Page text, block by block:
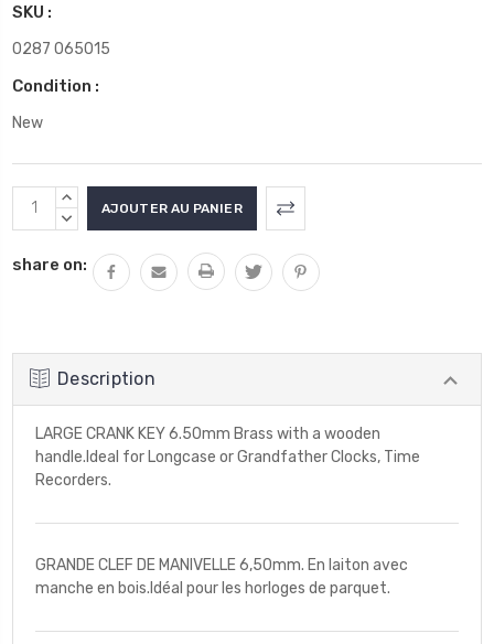
SKU :
0287 065015
Condition :
New
Stock
actuel
AUGMENTER
LA
:
DIMINUER
QUANTITÉ
share on:
Description
LARGE CRANK KEY 6.50mm Brass with a wooden
handle.Ideal for Longcase or Grandfather Clocks, Time
Recorders.
GRANDE CLEF DE MANIVELLE 6,50mm. En laiton avec
manche en bois.Idéal pour les horloges de parquet.